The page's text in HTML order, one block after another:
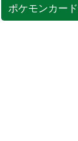
ポケモンカー